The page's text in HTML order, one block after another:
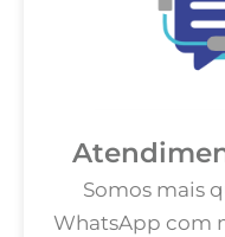
Somos mais
WhatsApp com